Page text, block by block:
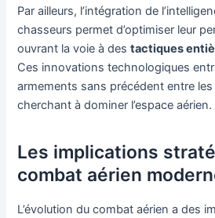
Par ailleurs, l’intégration de
chasseurs permet d’optimiser leur
ouvrant la voie à destactiques
Ces innovations technologiques
armements sans précédent entre
cherchant à dominer l’espace aérien.
Les implications
combat aérien
L’évolution du combat aérien a des